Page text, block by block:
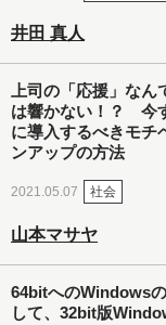
井田 真人
上司の「応援」なん
は響かない！？ 今
に導入するべきモチ
ンアップの方法
2021.05.07 社会
山本マサヤ
64bitへのWindows
して、32bit版